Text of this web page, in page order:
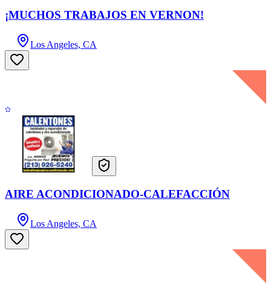
¡MUCHOS TRABAJOS EN VERNON!
Los Angeles, CA
AIRE ACONDICIONADO-CALEFACCIÓN
Los Angeles, CA